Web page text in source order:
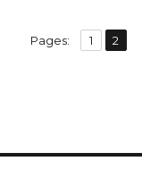
Pages: Page
1 ,
Page
2